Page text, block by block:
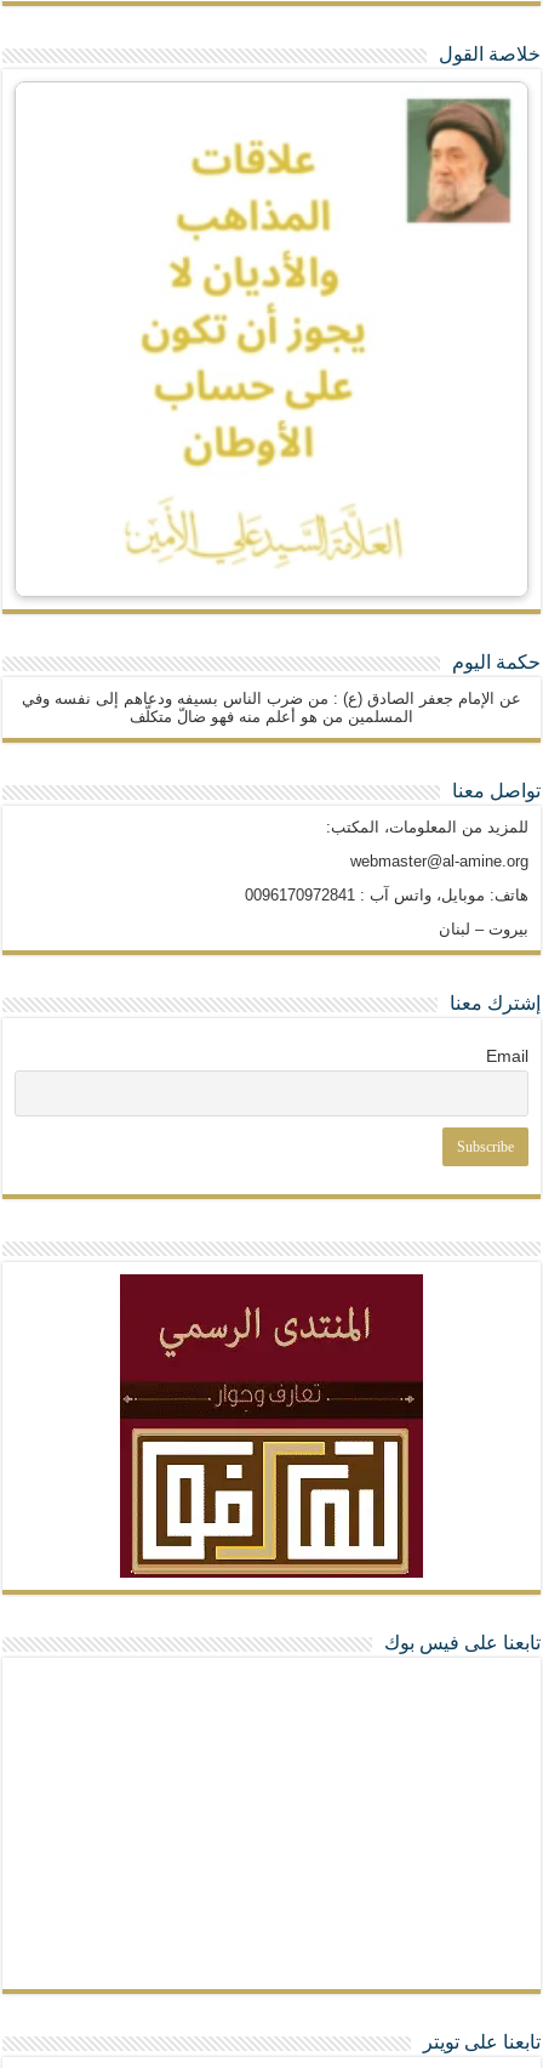
خلاصة القول
حكمة اليوم
عن الإمام جعفر الصادق (ع) : من ضرب الناس بسيفه ودعاهم إلى نفسه وفي
المسلمين من هو أعلم منه فهو ضالّ متكلّف
تواصل معنا
للمزيد من المعلومات، المكتب:
webmaster@al-amine.org
هاتف: موبايل، واتس آب : 0096170972841
بيروت – لبنان
إشترك معنا
Email
تابعنا على فيس بوك
تابعنا على تويتر